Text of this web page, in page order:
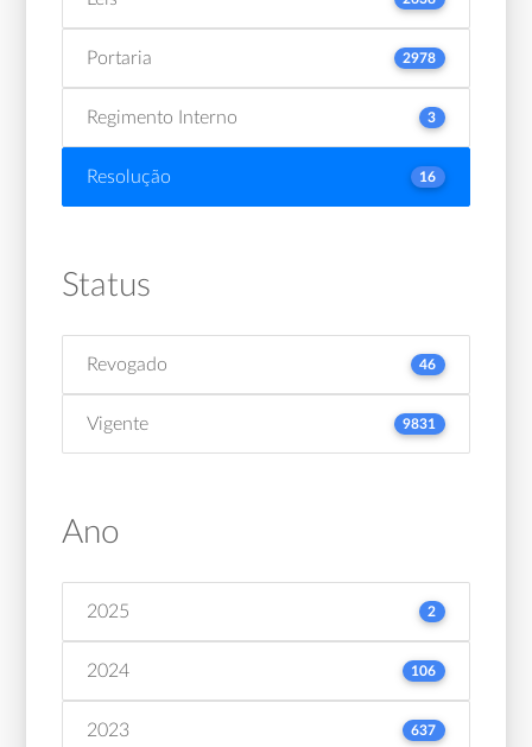
Portaria 2978
Regimento Interno 3
Resolução 16
Status
Revogado 46
Vigente 9831
Ano
2025 2
2024 106
2023 637